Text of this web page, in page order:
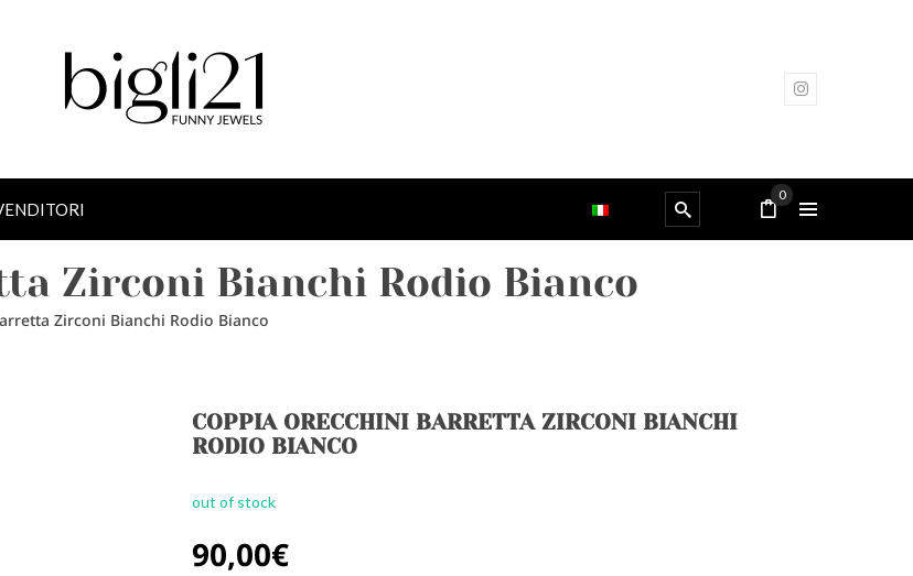
0
Zirconi Bianchi Rodio Bianco
Zirconi Bianchi Rodio Bianco
COPPIA ORECCHINI BARRETTA ZIRCONI BIANCHI
RODIO BIANCO
out of stock
90,00€